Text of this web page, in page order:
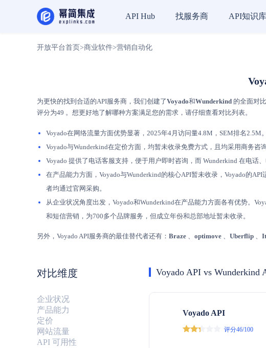
API Hub 找服务商 API知识库
开放平台首页 >商业软件>营销自动化
为更快的找到合适的API服务商，我们创建了Voyado和Wunderkind 的全面对
评分为49 。想更好地了解哪种方案满足您的需求，请仔细查看对比列表。
Voyado在网络流量方面优势显著，2025年4月访问量4.8M，SEM排名2.5M
Voyado与Wunderkind在定价方面，均暂未收录免费方式，且均采用商务
Voyado 提供了电话客服支持，便于用户即时咨询，而 Wunderkind 在电话
在产品能力方面，Voyado与Wunderkind的核心API暂未收录，Voyado的
者均通过官网采购。
从企业状况角度出发，Voyado和Wunderkind在产品能力方面各有优势。
和短信营销，为700多个品牌服务，但成立年份和总部地址暂未收录。
另外，Voyado API服务商的最佳替代者还有： Braze 、 optimove 、 Uberflip 、
对比维度
企业状况
产品能力
定价
网站流量
API 可用性
Voyado API vs Wunderkind
Voyado API
评分46/100